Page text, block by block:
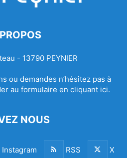
- 13790 PEYNIER
ou demandes n’hésitez pas à
au formulaire en cliquant ici.
NOUS
Instagram RSS X